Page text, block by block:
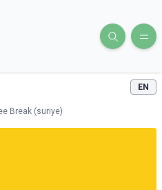
EN
Break (suriye)